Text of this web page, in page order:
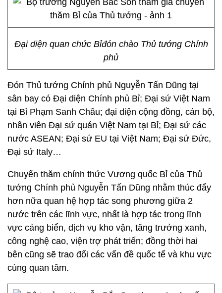
Đại diện quan chức Bỉđón chào Thủ tướng Chính
phủ
Đón Thủ tướng Chính phủ Nguyễn Tấn Dũng tại
sân bay có Đại diện Chính phủ Bỉ; Đại sứ Việt Nam
tại Bỉ Phạm Sanh Châu; đại diện cộng đồng, cán bộ,
nhân viên Đại sứ quán Việt Nam tại Bỉ; Đại sứ các
nước ASEAN; Đại sứ EU tại Việt Nam; Đại sứ Đức,
Đại sứ Italy…
Chuyến thăm chính thức Vương quốc Bỉ của Thủ
tướng Chính phủ Nguyễn Tấn Dũng nhằm thúc đẩy
hơn nữa quan hệ hợp tác song phương giữa 2
nước trên các lĩnh vực, nhất là hợp tác trong lĩnh
vực cảng biển, dịch vụ kho vận, tăng trưởng xanh,
công nghệ cao, viện trợ phát triển; đồng thời hai
bên cũng sẽ trao đổi các vấn đề quốc tế và khu vực
cùng quan tâm.